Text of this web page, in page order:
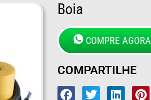
Boia
COMPRE AGORA
COMPARTILHE